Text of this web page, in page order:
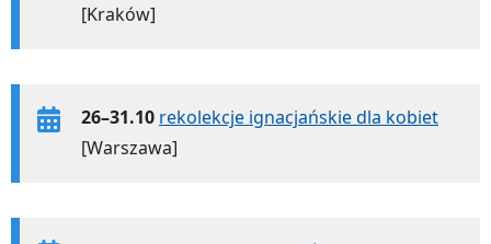
[Kraków]
26–31.10 rekolekcje ignacjańskie dla kobiet
[Warszawa]